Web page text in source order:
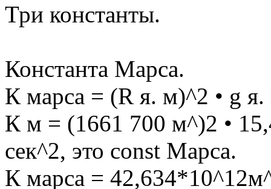
Три константы.
Константа Марса.
К марса = (R я. м)^2 • g
К м = (1661 700 м^)2 •
сек^2, это const Марса.
К марса =